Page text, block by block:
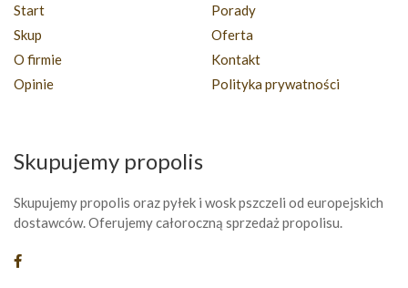
Start
Skup
O firmie
Opinie
Porady
Oferta
Kontakt
Polityka prywatności
Skupujemy propolis
Skupujemy propolis oraz pyłek i wosk pszczeli od europejskich
dostawców. Oferujemy całoroczną sprzedaż propolisu.